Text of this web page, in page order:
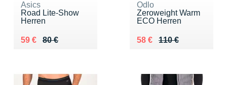
Asics
Road Lite-Show
Herren
80 €
Au lieu de 80 €
59 €
Vendu 59 €
Odlo
Zeroweight Warm
ECO Herren
110 €
Au lieu de 110 €
58 €
Vendu 58 €